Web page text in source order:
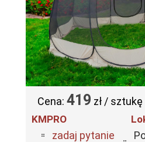
Cena: 419 zł / sztukę
KMPRO
zadaj pytanie